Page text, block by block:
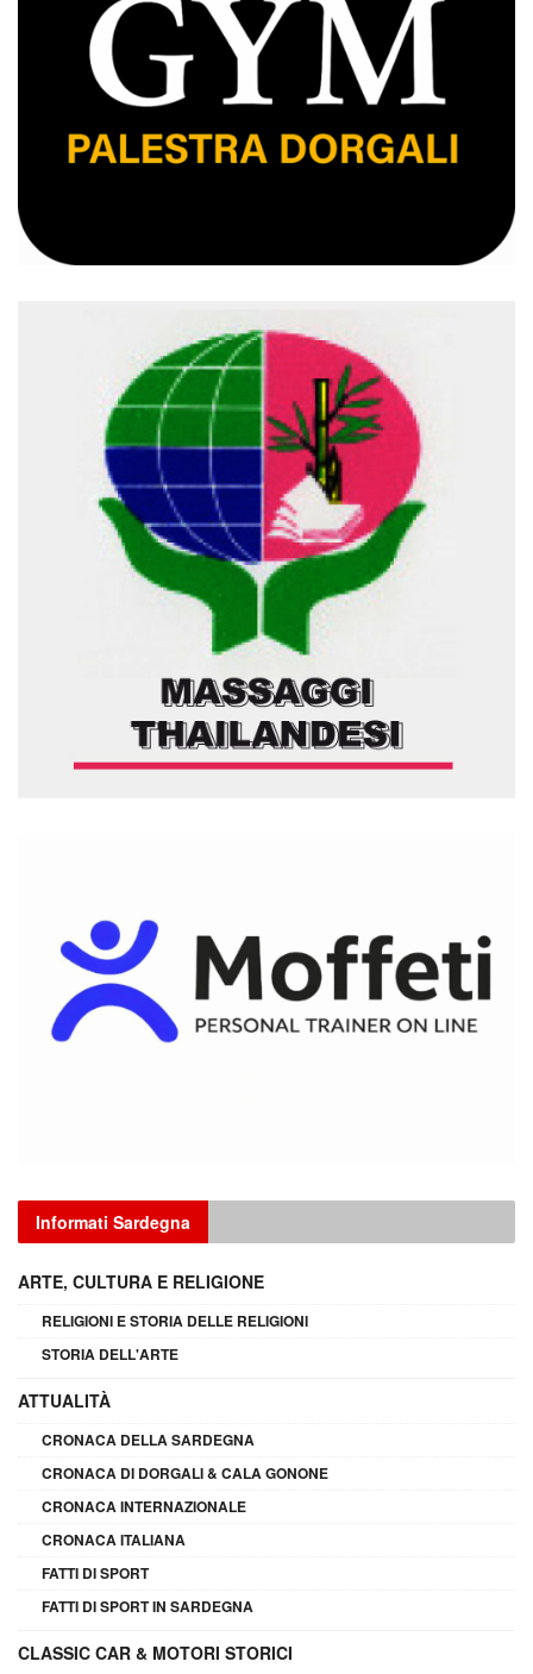
Informati Sardegna
ARTE, CULTURA E RELIGIONE
RELIGIONI E STORIA DELLE RELIGIONI
STORIA DELL'ARTE
ATTUALITÀ
CRONACA DELLA SARDEGNA
CRONACA DI DORGALI & CALA GONONE
CRONACA INTERNAZIONALE
CRONACA ITALIANA
FATTI DI SPORT
FATTI DI SPORT IN SARDEGNA
CLASSIC CAR & MOTORI STORICI